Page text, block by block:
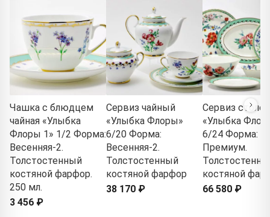
Чашка с блюдцем
чайная «Улыбка
Флоры 1» 1/2 Форма:
Весенняя-2.
Толстостенный
костяной фарфор.
250 мл.
3 456 ₽
Сервиз чайный
«Улыбка Флоры»
6/20 Форма:
Весенняя-2.
Толстостенный
костяной фарфор
38 170 ₽
Сервиз
«Улыбка
6/24 Форма:
Премиум.
костяной
66 580 ₽